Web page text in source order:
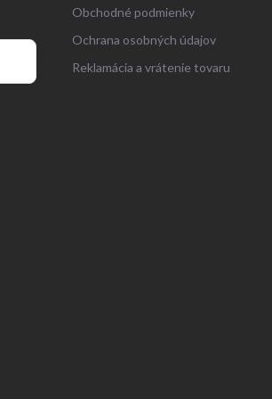
Obchodné podmienky
Ochrana osobných údajov
Reklamácia a vrátenie tovaru